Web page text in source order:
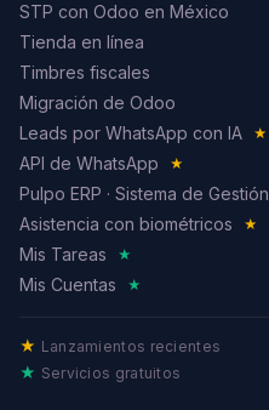
STP con Odoo en México
Tienda en línea
Timbres fiscales
Migración de Odoo
Leads por WhatsApp con IA
★
API de WhatsApp ★
Pulpo ERP · Sistema de Gestión
Asistencia con biométricos ★
Mis Tareas ★
Mis Cuentas ★
★ Lanzamientos recientes
★ Servicios gratuitos